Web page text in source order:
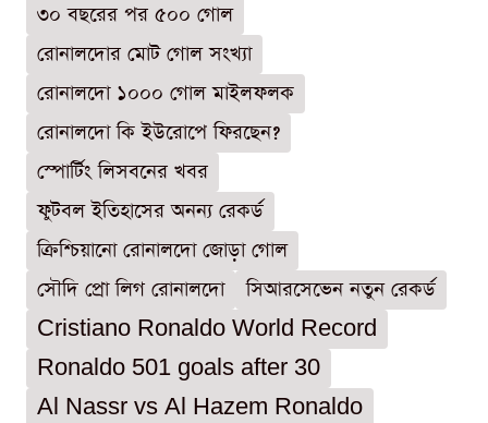
৩০ বছরের পর ৫০০ গোল
রোনালদোর মোট গোল সংখ্যা
রোনালদো ১০০০ গোল মাইলফলক
রোনালদো কি ইউরোপে ফিরছেন?
স্পোর্টিং লিসবনের খবর
ফুটবল ইতিহাসের অনন্য রেকর্ড
ক্রিশ্চিয়ানো রোনালদো জোড়া গোল
সৌদি প্রো লিগ রোনালদো
সিআরসেভেন নতুন রেকর্ড
Cristiano Ronaldo World Record
Ronaldo 501 goals after 30
Al Nassr vs Al Hazem Ronaldo